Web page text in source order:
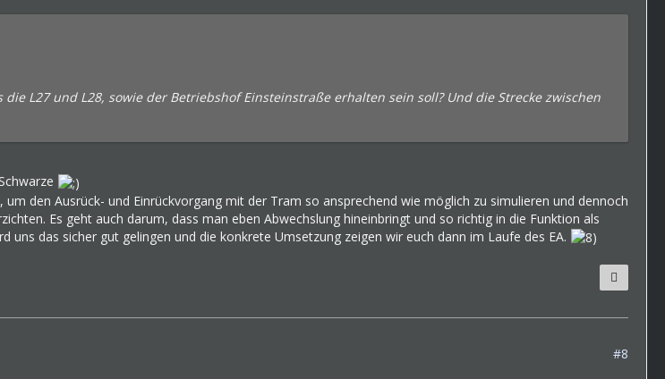
L27 und L28, sowie der Betriebshof Einsteinstraße erhalten sein soll? Und die Strecke zwischen
den Ausrück- und Einrückvorgang mit der Tram so ansprechend wie möglich zu simulieren und dennoch
Es geht auch darum, dass man eben Abwechslung hineinbringt und so richtig in die Funktion als
uns das sicher gut gelingen und die konkrete Umsetzung zeigen wir euch dann im Laufe des EA.
#8